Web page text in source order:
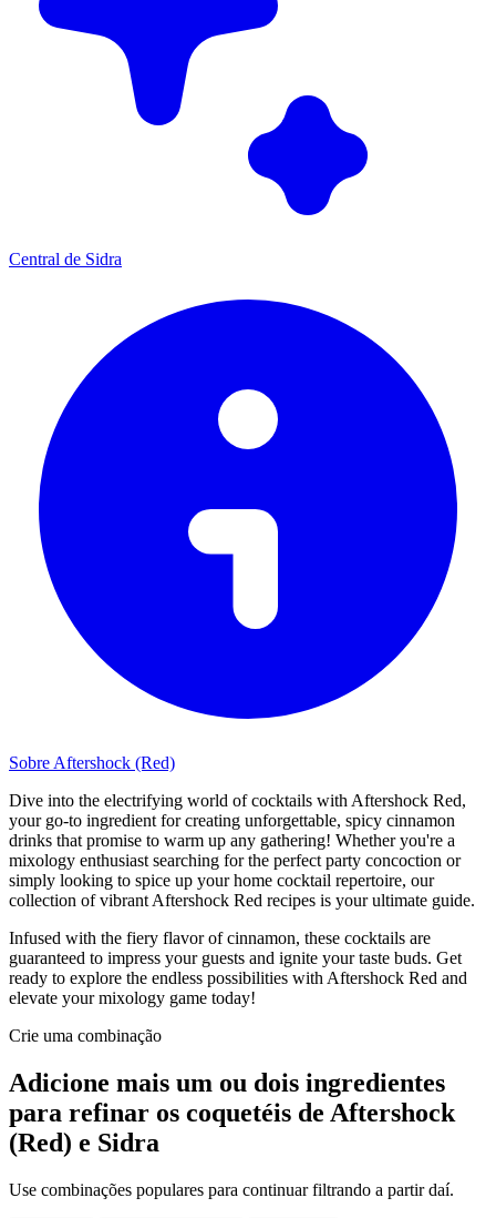
Central de Sidra
Sobre Aftershock (Red)
Dive into the electrifying world of cocktails with Aftershock Red,
your go-to ingredient for creating unforgettable, spicy cinnamon
drinks that promise to warm up any gathering! Whether you're a
mixology enthusiast searching for the perfect party concoction or
simply looking to spice up your home cocktail repertoire, our
collection of vibrant Aftershock Red recipes is your ultimate guide.
Infused with the fiery flavor of cinnamon, these cocktails are
guaranteed to impress your guests and ignite your taste buds. Get
ready to explore the endless possibilities with Aftershock Red and
elevate your mixology game today!
Crie uma combinação
Adicione mais um ou dois ingredientes
para refinar os coquetéis de Aftershock
(Red) e Sidra
Use combinações populares para continuar filtrando a partir daí.